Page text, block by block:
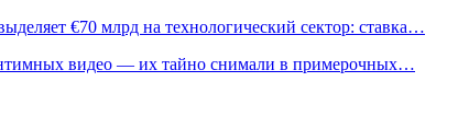
€70 млрд на технологический сектор: ставка…
видео — их тайно снимали в примерочных…